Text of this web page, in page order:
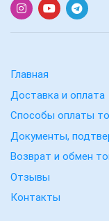
Главная
Доставка и оплата
Способы оплаты
Документы,
Возврат и обмен
Отзывы
Контакты